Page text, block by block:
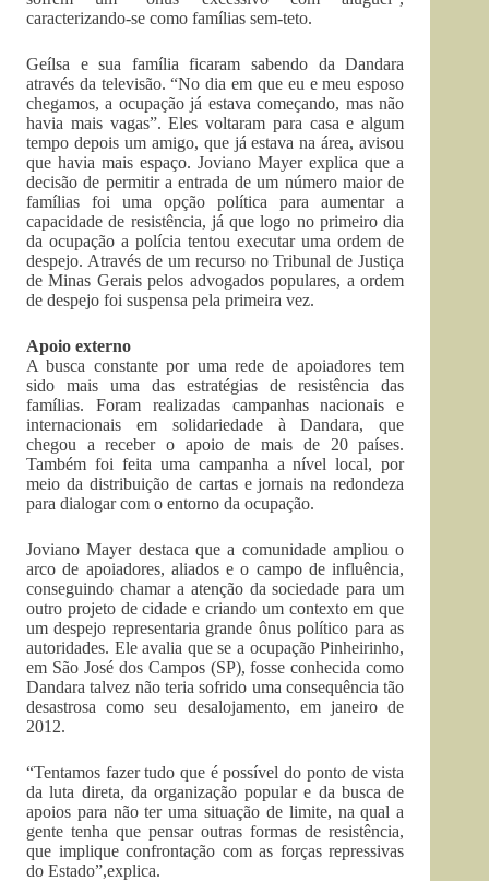
caracterizando-se como famílias sem-teto.
Geílsa e sua família ficaram sabendo da Dandara
através da televisão. “No dia em que eu e meu esposo
chegamos, a ocupação já estava começando, mas não
havia mais vagas”. Eles voltaram para casa e algum
tempo depois um amigo, que já estava na área, avisou
que havia mais espaço. Joviano Mayer explica que a
decisão de permitir a entrada de um número maior de
famílias foi uma opção política para aumentar a
capacidade de resistência, já que logo no primeiro dia
da ocupação a polícia tentou executar uma ordem de
despejo. Através de um recurso no Tribunal de Justiça
de Minas Gerais pelos advogados populares, a ordem
de despejo foi suspensa pela primeira vez.
Apoio externo
A busca constante por uma rede de apoiadores tem
sido mais uma das estratégias de resistência das
famílias. Foram realizadas campanhas nacionais e
internacionais em solidariedade à Dandara, que
chegou a receber o apoio de mais de 20 países.
Também foi feita uma campanha a nível local, por
meio da distribuição de cartas e jornais na redondeza
para dialogar com o entorno da ocupação.
Joviano Mayer destaca que a comunidade ampliou o
arco de apoiadores, aliados e o campo de influência,
conseguindo chamar a atenção da sociedade para um
outro projeto de cidade e criando um contexto em que
um despejo representaria grande ônus político para as
autoridades. Ele avalia que se a ocupação Pinheirinho,
em São José dos Campos (SP), fosse conhecida como
Dandara talvez não teria sofrido uma consequência tão
desastrosa como seu desalojamento, em janeiro de
2012.
“Tentamos fazer tudo que é possível do ponto de vista
da luta direta, da organização popular e da busca de
apoios para não ter uma situação de limite, na qual a
gente tenha que pensar outras formas de resistência,
que implique confrontação com as forças repressivas
do Estado”,explica.